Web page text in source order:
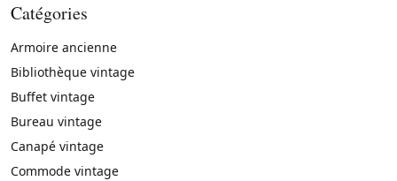
Catégories
Armoire ancienne
Bibliothèque vintage
Buffet vintage
Bureau vintage
Canapé vintage
Commode vintage